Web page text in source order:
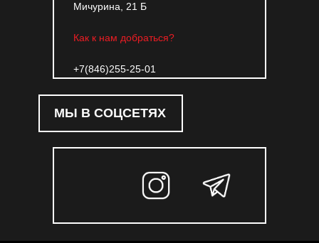
Мичурина, 21 Б
Как к нам добраться?
+7(846)255-25-01
МЫ В СОЦСЕТЯХ